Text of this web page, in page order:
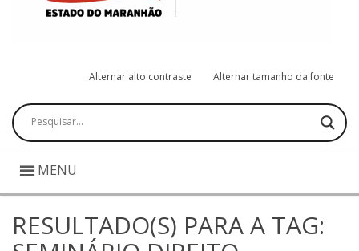
Alternar alto contraste Alternar tamanho da fonte
Pesquisar
MENU
RESULTADO(S) PARA A TAG: